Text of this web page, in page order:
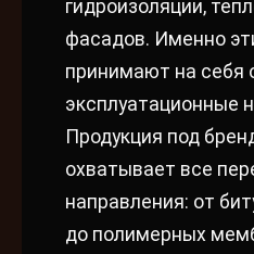
гидроизоляции,
фасадов. Именно
принимают на себя
эксплуатационные
Продукция под
охватывает все
направления: от
до полимерных